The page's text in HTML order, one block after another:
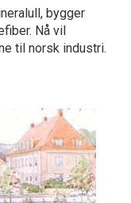
bygger
Nå vil
til norsk industri.